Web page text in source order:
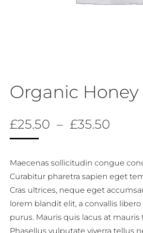
Organic Honey
£25.50 – £35.50
à
Maecenas sollicitudin congue
Curabitur pharetra sapien eget
Cras ultrices, neque eget
lorem blandit elit, a convallis
purus. Mauris quis lacus at
Phasellus vulputate viverra tellus